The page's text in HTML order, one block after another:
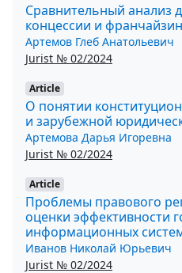
Сравнительный анализ
концессии и
Артемов Глеб Анатольевич
Jurist № 02/2024
Article
О понятии
и зарубежной
Артемова Дарья Игоревна
Jurist № 02/2024
Article
Проблемы правового
оценки эффективности
информационных
Иванов Николай Юрьевич
Jurist № 02/2024